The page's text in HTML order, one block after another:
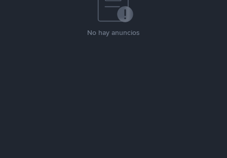
No hay anuncios